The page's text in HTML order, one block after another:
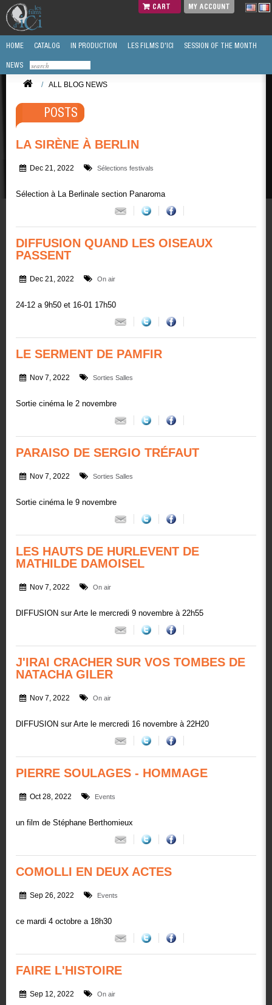
CART MY ACCOUNT
HOME CATALOG IN PRODUCTION LES FILMS D'ICI SESSION OF THE MONTH
NEWS
/ ALL BLOG NEWS
POSTS
LA SIRÈNE À BERLIN
Dec 21, 2022 Sélections festivals
Sélection à La Berlinale section Panaroma
DIFFUSION QUAND LES OISEAUX
PASSENT
Dec 21, 2022 On air
24-12 a 9h50 et 16-01 17h50
LE SERMENT DE PAMFIR
Nov 7, 2022 Sorties Salles
Sortie cinéma le 2 novembre
PARAISO DE SERGIO TRÉFAUT
Nov 7, 2022 Sorties Salles
Sortie cinéma le 9 novembre
LES HAUTS DE HURLEVENT DE
MATHILDE DAMOISEL
Nov 7, 2022 On air
DIFFUSION sur Arte le mercredi 9 novembre à 22h55
J'IRAI CRACHER SUR VOS TOMBES DE
NATACHA GILER
Nov 7, 2022 On air
DIFFUSION sur Arte le mercredi 16 novembre à 22H20
PIERRE SOULAGES - HOMMAGE
Oct 28, 2022 Events
un film de Stéphane Berthomieux
COMOLLI EN DEUX ACTES
Sep 26, 2022 Events
ce mardi 4 octobre a 18h30
FAIRE L'HISTOIRE
Sep 12, 2022 On air